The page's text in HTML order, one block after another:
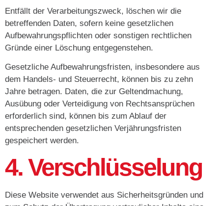
Entfällt der Verarbeitungszweck, löschen wir die
betreffenden Daten, sofern keine gesetzlichen
Aufbewahrungspflichten oder sonstigen rechtlichen
Gründe einer Löschung entgegenstehen.
Gesetzliche Aufbewahrungsfristen, insbesondere aus
dem Handels- und Steuerrecht, können bis zu zehn
Jahre betragen. Daten, die zur Geltendmachung,
Ausübung oder Verteidigung von Rechtsansprüchen
erforderlich sind, können bis zum Ablauf der
entsprechenden gesetzlichen Verjährungsfristen
gespeichert werden.
4. Verschlüsselung
Diese Website verwendet aus Sicherheitsgründen und